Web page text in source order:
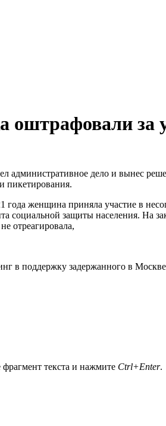
за
административное дело и вынес
пикетирования.
года женщина приняла участие в
социальной защиты населения. На
отреагировала,
в поддержку задержанного в
текста и нажмите Ctrl+Enter.